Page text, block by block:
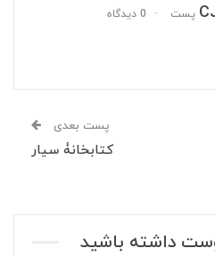
0 دیدگاه
پست بعدی
‏کتابخانۀ سیار
داشته باشید